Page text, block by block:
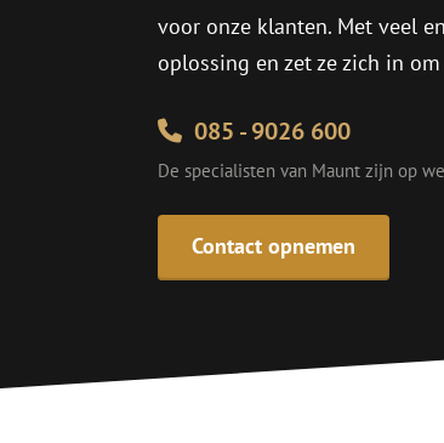
voor onze klanten. Met veel
oplossing en zet ze zich in
085 - 9026 600
De specialisten van Maunt zijn op
Contact opnemen